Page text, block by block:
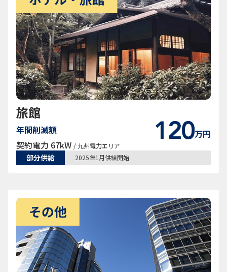
旅館
年間削減額
万円
契約電力 67kW / 九州電力エリア
部分供給 2025年1月供給開始